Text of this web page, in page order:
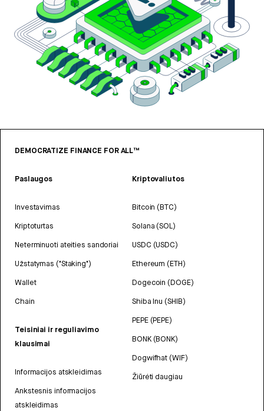
DEMOCRATIZE FINANCE FOR ALL™
Paslaugos
Investavimas
Kriptoturtas
Neterminuoti ateities sandoriai
Užstatymas ("Staking")
Wallet
Chain
Teisiniai ir reguliavimo
klausimai
Informacijos atskleidimas
Ankstesnis informacijos
atskleidimas
Kriptovaliutos
Bitcoin (BTC)
Solana (SOL)
USDC (USDC)
Ethereum (ETH)
Dogecoin (DOGE)
Shiba Inu (SHIB)
PEPE (PEPE)
BONK (BONK)
Dogwifhat (WIF)
Žiūrėti daugiau